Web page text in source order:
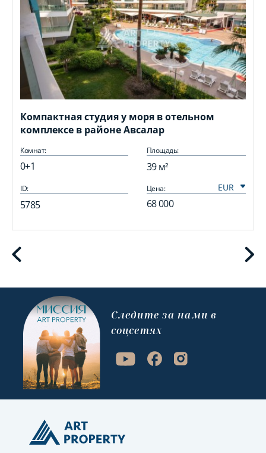
Компактная студия у моря в отельном
комплексе в районе Авсалар
Комнат:
0+1
Площадь:
39 м²
ID:
5785
Цена:
68 000
Cледите за нами в
соцсетях